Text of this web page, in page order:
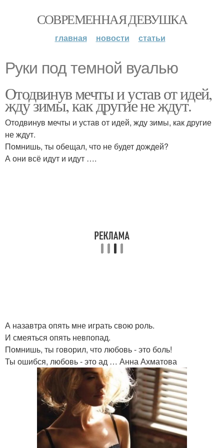
СОВРЕМЕННАЯ ДЕВУШКА
главная новости статьи
Руки под темной вуалью
Отодвинув мечты и устав от идей,
жду зимы, как другие не ждут.
Отодвинув мечты и устав от идей, жду зимы, как другие
не ждут.
Помнишь, ты обещал, что не будет дождей?
А они всё идут и идут ….
А назавтра опять мне играть свою роль.
И смеяться опять невпопад.
Помнишь, ты говорил, что любовь - это боль!
Ты ошибся, любовь - это ад … Анна Ахматова